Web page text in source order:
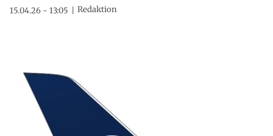
15.04.26 - 13:05 Redaktion